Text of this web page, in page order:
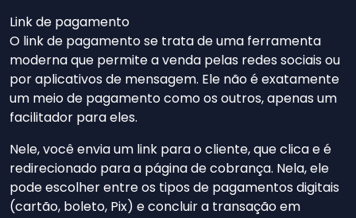
Link de pagamento
O link de pagamento se trata de uma ferramenta
moderna que permite a venda pelas redes sociais ou
por aplicativos de mensagem. Ele não é exatamente
um meio de pagamento como os outros, apenas um
facilitador para eles.
Nele, você envia um link para o cliente, que clica e é
redirecionado para a página de cobrança. Nela, ele
pode escolher entre os tipos de pagamentos digitais
(cartão, boleto, Pix) e concluir a transação em